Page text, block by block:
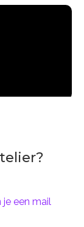
je een mail